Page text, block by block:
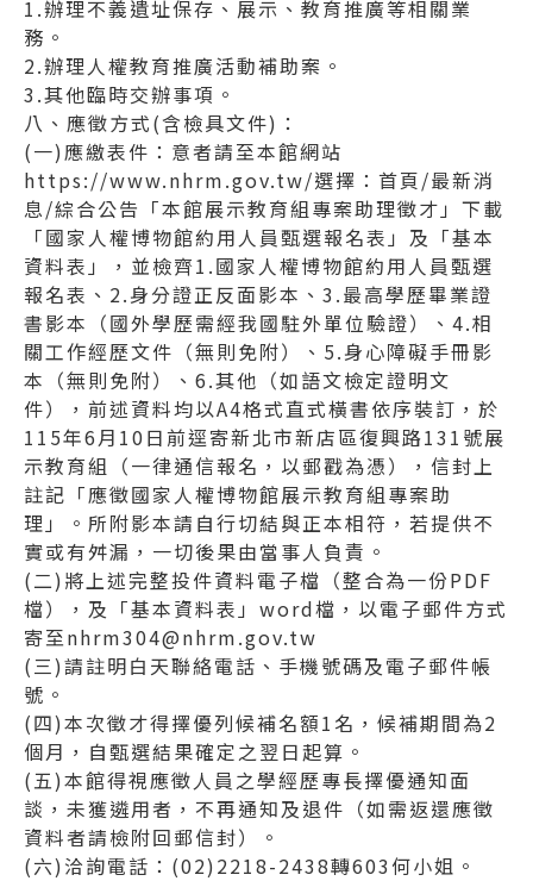
1.辦理不義遺址保存、展示、教育推廣等相關業
務。
2.辦理人權教育推廣活動補助案。
3.其他臨時交辦事項。
八、應徵方式(含檢具文件)：
(一)應繳表件：意者請至本館網站
https://www.nhrm.gov.tw/選擇：首頁/最新消
息/綜合公告「本館展示教育組專案助理徵才」下載
「國家人權博物館約用人員甄選報名表」及「基本
資料表」，並檢齊1.國家人權博物館約用人員甄選
報名表、2.身分證正反面影本、3.最高學歷畢業證
書影本（國外學歷需經我國駐外單位驗證）、4.相
關工作經歷文件（無則免附）、5.身心障礙手冊影
本（無則免附）、6.其他（如語文檢定證明文
件），前述資料均以A4格式直式橫書依序裝訂，於
115年6月10日前逕寄新北市新店區復興路131號展
示教育組（一律通信報名，以郵戳為憑），信封上
註記「應徵國家人權博物館展示教育組專案助
理」。所附影本請自行切結與正本相符，若提供不
實或有舛漏，一切後果由當事人負責。
(二)將上述完整投件資料電子檔（整合為一份PDF
檔），及「基本資料表」word檔，以電子郵件方式
寄至nhrm304@nhrm.gov.tw
(三)請註明白天聯絡電話、手機號碼及電子郵件帳
號。
(四)本次徵才得擇優列候補名額1名，候補期間為2
個月，自甄選結果確定之翌日起算。
(五)本館得視應徵人員之學經歷專長擇優通知面
談，未獲遴用者，不再通知及退件（如需返還應徵
資料者請檢附回郵信封）。
(六)洽詢電話：(02)2218-2438轉603何小姐。